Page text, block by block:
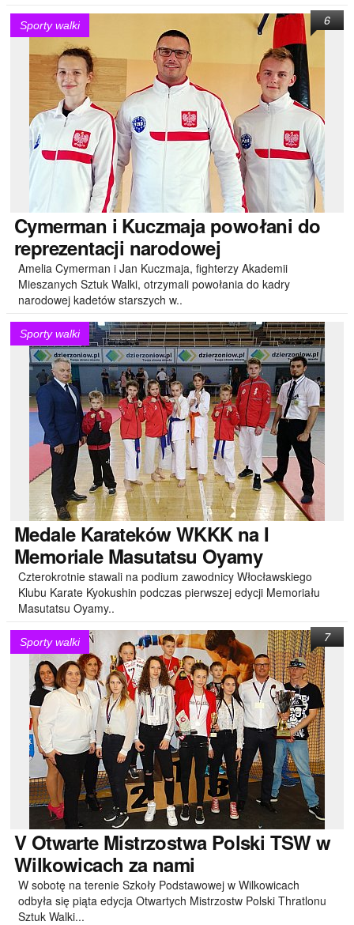
Sporty walki
Cymerman i Kuczmaja powołani do
reprezentacji narodowej
Amelia Cymerman i Jan Kuczmaja, fighterzy Akademii
Mieszanych Sztuk Walki, otrzymali powołania do kadry
narodowej kadetów starszych w..
6
Sporty walki
MedaleKarateków WKKK na I
Memoriale Masutatsu Oyamy
Czterokrotnie stawali na podium zawodnicy Włocławskiego
Klubu Karate Kyokushin podczas pierwszej edycji Memoriału
Masutatsu Oyamy..
Sporty walki
VOtwarte Mistrzostwa Polski TSW w
Wilkowicach za nami
W sobotę na terenie Szkoły Podstawowej w Wilkowicach
odbyła się piąta edycja Otwartych Mistrzostw Polski Thratlonu
Sztuk Walki...
7